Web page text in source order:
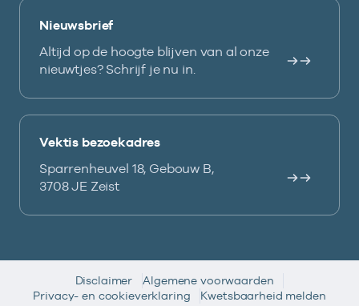
Nieuwsbrief
Altijd op de hoogte blijven van al onze
nieuwtjes? Schrijf je nu in.
Vektis bezoekadres
Sparrenheuvel 18, Gebouw B,
3708 JE Zeist
Disclaimer
Algemene voorwaarden
Privacy- en cookieverklaring
Kwetsbaarheid melden